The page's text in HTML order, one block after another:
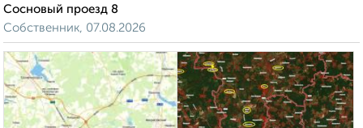
Сосновый проезд 8
Собственник, 07.08.2026